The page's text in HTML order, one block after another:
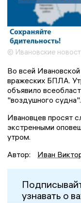
© Ивановские
Во всей
вражеских БПЛА.
объявило
"воздушного судна".
Ивановцев просят
экстренными
утром.
Автор:
Иван
узнавать о